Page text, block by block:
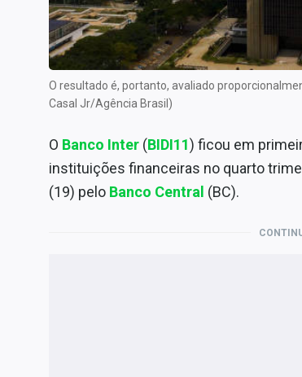
Internacional
Marketing
Tecnologia
Conteúdo de Marca
Expediente
Contato
O resultado é, portanto, avaliado
Casal Jr/Agência Brasil)
O Banco Inter (BIDI11) ficou em
instituições financeiras no quarto
(19) pelo Banco Central (BC).